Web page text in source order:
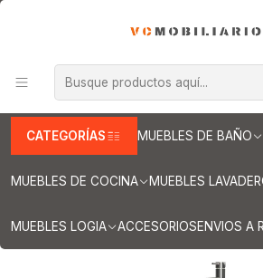
CATEGORÍAS MUEBLES DE BAÑO
MUEBLES DE COCINA MUEBLES
MUEBLES LOGIA ACCESORIOSENVIOS A
Muebles vanitorio aereo -
Mueble vanitorios aereo -
Muebles vanitorios aereo simple de
Mueble vanitorio aereo con cubierta de